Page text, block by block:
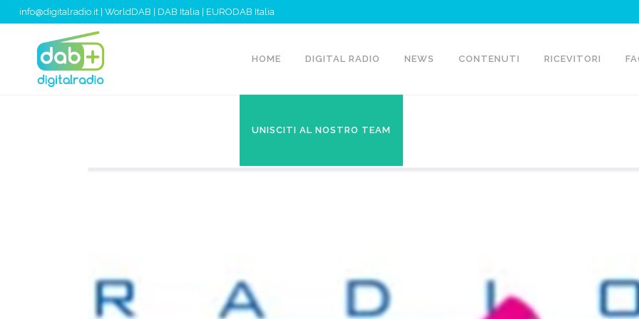
info@digitalradio.it WorldDAB DAB Italia EURODAB Italia
HOME DIGITAL RADIO NEWS CONTENUTI RICEVITORI
UNISCITI AL NOSTRO TEAM